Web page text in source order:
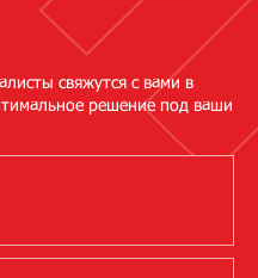
свяжутся с вами в
решение под ваши